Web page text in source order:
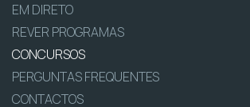
EM DIRETO
REVER PROGRAMAS
CONCURSOS
PERGUNTAS FREQUENTES
CONTACTOS